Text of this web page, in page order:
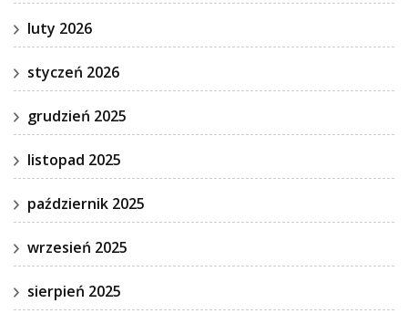
luty 2026
styczeń 2026
grudzień 2025
listopad 2025
październik 2025
wrzesień 2025
sierpień 2025